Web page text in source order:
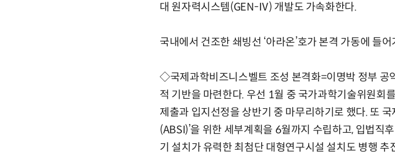
대 원자력시스템(GEN-Ⅳ) 개발도 가속화한다.
국내에서 건조한 쇄빙선 ‘아라온’호가 본격 가동에 들
◇국제과학비즈니스벨트 조성 본격화=이명박 정부 공
적 기반을 마련한다. 우선 1월 중 국가과학기술위원회
제출과 입지선정을 상반기 중 마무리하기로 했다. 또
(ABSI)’을 위한 세부계획을 6월까지 수립하고, 입법직
기 설치가 유력한 최첨단 대형연구시설 설치도 병행